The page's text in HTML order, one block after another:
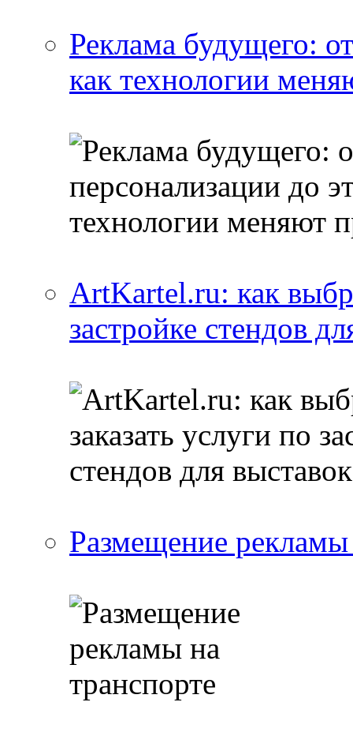
Реклама будущего:
как технологии
ArtKartel.ru: как
застройке стендов
Размещение рекламы